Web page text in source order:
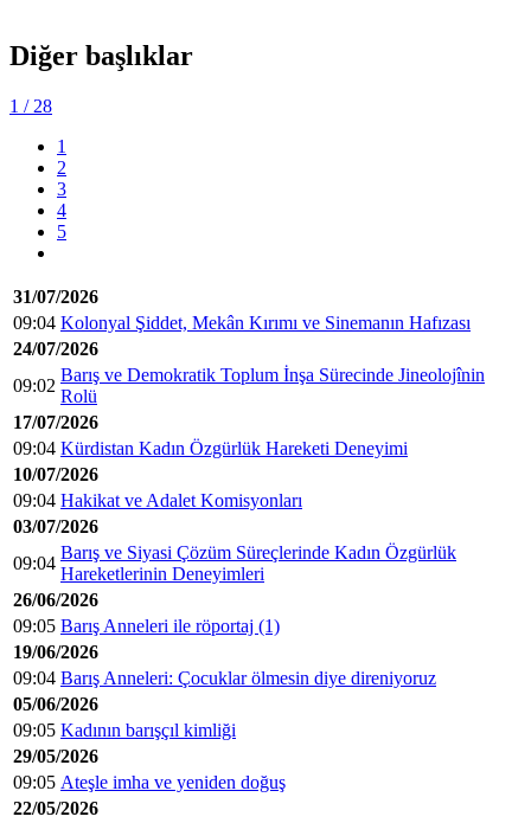
Diğer başlıklar
1 / 28
1
2
3
4
5
31/07/2026
09:04 Kolonyal Şiddet, Mekân Kırımı ve Sinemanın Hafızası
24/07/2026
09:02
Barış ve Demokratik Toplum İnşa Sürecinde Jineolojînin
Rolü
17/07/2026
09:04 Kürdistan Kadın Özgürlük Hareketi Deneyimi
10/07/2026
09:04 Hakikat ve Adalet Komisyonları
03/07/2026
09:04
Barış ve Siyasi Çözüm Süreçlerinde Kadın Özgürlük
Hareketlerinin Deneyimleri
26/06/2026
09:05 Barış Anneleri ile röportaj (1)
19/06/2026
09:04 Barış Anneleri: Çocuklar ölmesin diye direniyoruz
05/06/2026
09:05 Kadının barışçıl kimliği
29/05/2026
09:05 Ateşle imha ve yeniden doğuş
22/05/2026